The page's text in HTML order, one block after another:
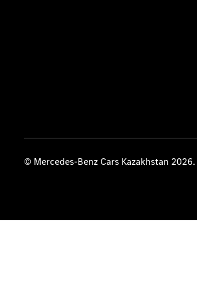
© Mercedes-Benz Cars Kazakhstan